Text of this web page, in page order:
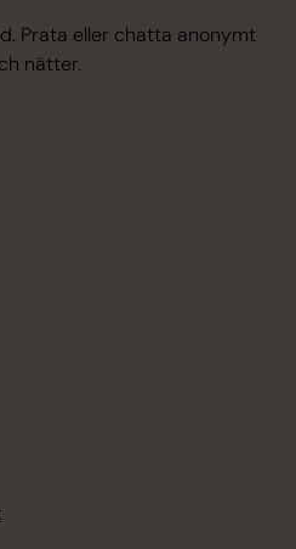
Prata eller chatta anonymt
nätter.